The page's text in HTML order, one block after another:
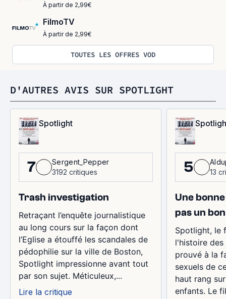
À partir de 2,99€
FilmoTV
À partir de 2,99€
TOUTES LES OFFRES VOD
D'AUTRES AVIS SUR SPOTLIGHT
Spotlight
7
Sergent_Pepper
3192 critiques
Trash investigation
Retraçant l’enquête journalistique
au long cours sur la façon dont
l’Eglise a étouffé les scandales de
pédophilie sur la ville de Boston,
Spotlight impressionne avant tout
par son sujet. Méticuleux,...
Lire la critique
5
13
Une
pas un
Spotlight, le
l'histoire
prouvé à la
sexuels de
haut rang
enfants. Le